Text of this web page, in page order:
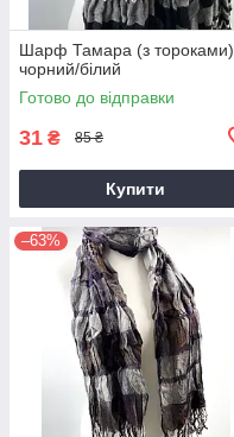
Шарф Тамара (з тороками)
чорний/білий
Готово до відправки
31 ₴ 85 ₴
Купити
–63%